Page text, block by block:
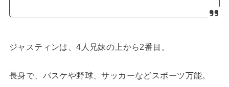
ジャスティンは、4人兄妹の上から2番目。
長身で、バスケや野球、サッカーなどスポーツ万能。